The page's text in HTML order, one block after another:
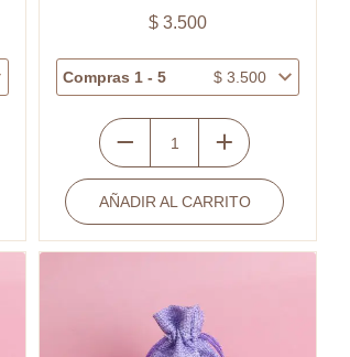
$3.500
Compras 1 - 5 $3.500
Caja
regala
grande
sin
diseño
AÑADIR AL CARRITO